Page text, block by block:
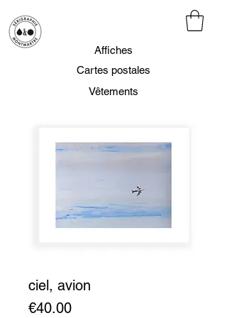
Affiches
Cartes postales
Vêtements
ciel, avion
€40.00Prix